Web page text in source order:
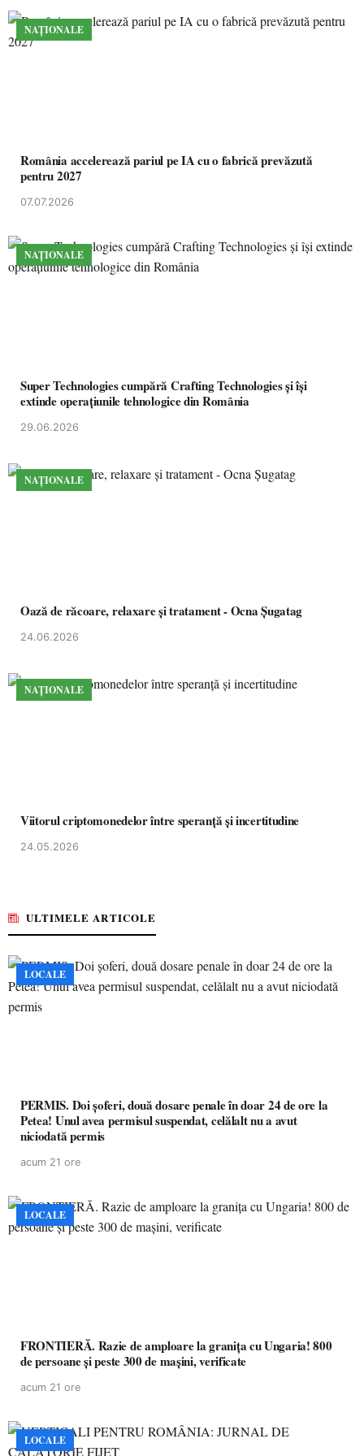
NAȚIONALE
România accelerează pariul pe IA cu o fabrică prevăzută
pentru 2027
07.07.2026
NAȚIONALE
Super Technologies cumpără Crafting Technologies și își
extinde operațiunile tehnologice din România
29.06.2026
NAȚIONALE
Oază de răcoare, relaxare și tratament - Ocna Șugatag
24.06.2026
NAȚIONALE
Viitorul criptomonedelor între speranță și incertitudine
24.05.2026
ULTIMELE ARTICOLE
LOCALE
PERMIS. Doi șoferi, două dosare penale în doar 24 de ore la
Petea! Unul avea permisul suspendat, celălalt nu a avut
niciodată permis
acum 21 ore
LOCALE
FRONTIERĂ. Razie de amploare la granița cu Ungaria! 800
de persoane și peste 300 de mașini, verificate
acum 21 ore
LOCALE